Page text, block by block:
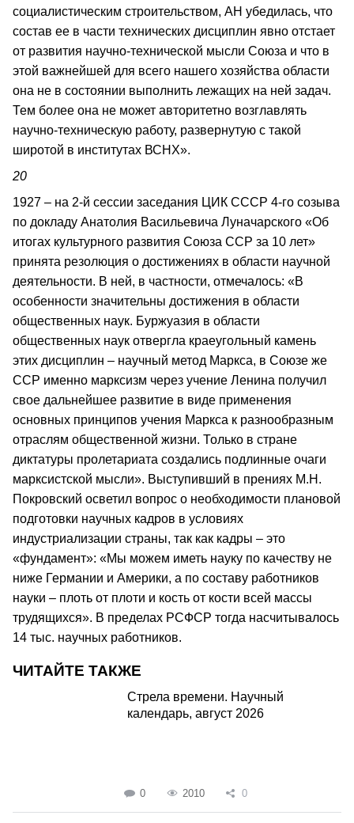
социалистическим строительством, АН убедилась, что
состав ее в части технических дисциплин явно отстает
от развития научно-технической мысли Союза и что в
этой важнейшей для всего нашего хозяйства области
она не в состоянии выполнить лежащих на ней задач.
Тем более она не может авторитетно возглавлять
научно-техническую работу, развернутую с такой
широтой в институтах ВСНХ».
20
1927 – на 2-й сессии заседания ЦИК СССР 4-го созыва
по докладу Анатолия Васильевича Луначарского «Об
итогах культурного развития Союза ССР за 10 лет»
принята резолюция о достижениях в области научной
деятельности. В ней, в частности, отмечалось: «В
особенности значительны достижения в области
общественных наук. Буржуазия в области
общественных наук отвергла краеугольный камень
этих дисциплин – научный метод Маркса, в Союзе же
ССР именно марксизм через учение Ленина получил
свое дальнейшее развитие в виде применения
основных принципов учения Маркса к разнообразным
отраслям общественной жизни. Только в стране
диктатуры пролетариата создались подлинные очаги
марксистской мысли». Выступивший в прениях М.Н.
Покровский осветил вопрос о необходимости плановой
подготовки научных кадров в условиях
индустриализации страны, так как кадры – это
«фундамент»: «Мы можем иметь науку по качеству не
ниже Германии и Америки, а по составу работников
науки – плоть от плоти и кость от кости всей массы
трудящихся». В пределах РСФСР тогда насчитывалось
14 тыс. научных работников.
ЧИТАЙТЕ ТАКЖЕ
Стрела времени. Научный
календарь, август 2026
0 2010 0